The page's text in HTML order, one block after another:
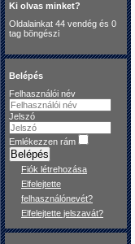
Ki olvas minket?
Oldalainkat 44 vendég és 0
tag böngészi
Belépés
Felhasználói név
Jelszó
Emlékezzen rám
Belépés
Fiók létrehozása
Elfelejtette
felhasználónevét?
Elfelejtette jelszavát?